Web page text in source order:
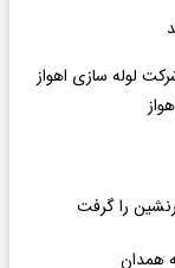
لوله سازی اهواز
را گرفت
همدان